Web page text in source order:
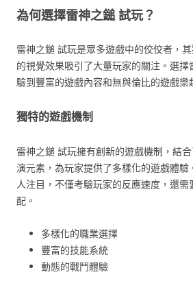
為何選擇雷神之鎚 試玩？
雷神之鎚 試玩是眾多遊戲中的佼佼者，
的視覺效果吸引了大量玩家的關注。選
驗到豐富的遊戲內容和無與倫比的遊戲樂
獨特的遊戲機制
雷神之鎚 試玩擁有創新的遊戲機制，結
演元素，為玩家提供了多樣化的遊戲體驗
人注目，不僅考驗玩家的反應速度，還
配。
多樣化的職業選擇
豐富的技能系統
動態的戰鬥體驗